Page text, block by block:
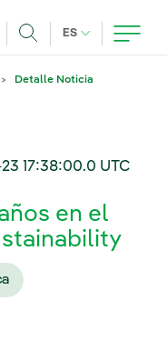
ES IDIOMA
Detalle Noticia
17:38:00.0 UTC
en el